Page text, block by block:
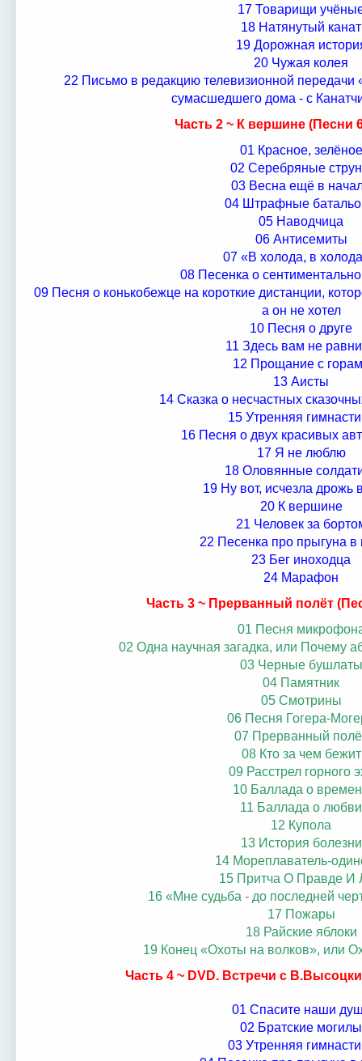
17 Товарищи
18 Натянутый канат
19 Дорожная
20 Чужая колея
22 Письмо в редакцию телевизионной передачи
сумасшедшего дома - с
Часть 2 ~ К вершине (Песни
01 Красное, зелёное
02 Серебряные
03 Весна ещё в
04 Штрафные
05 Наводчица
06 Антисемиты
07 «В холода, в
08 Песенка о
09 Песня о конькобежце на короткие дистанции,
а он не хотел
10 Песня о друге
11 Здесь вам не
12 Прощание с
13 Аисты
14 Сказка о несчастных
15 Утренняя
16 Песня о двух красивых
17 Я не люблю
18 Оловянные
19 Ну вот, исчезла дрожь
20 К вершине
21 Человек за
22 Песенка про прыгуна в
23 Бег иноходца
24 Марафон
Часть 3 ~ Прерванный полёт
01 Песня
02 Одна научная загадка, или Почему
03 Черные бушлаты
04 Памятник
05 Смотрины
06 Песня Гогера-
07 Прерванный
08 Кто за чем бежит
09 Расстрел горного
10 Баллада о
11 Баллада о любви
12 Купола
13 История болезни
14 Мореплаватель-
15 Притча О Правде И
16 «Мне судьба - до последней
17 Пожары
18 Райские яблоки
19 Конец «Охоты на волков», или
Часть 4 ~ DVD. Встречи с
01 Спасите наши
02 Братские могилы
03 Утренняя